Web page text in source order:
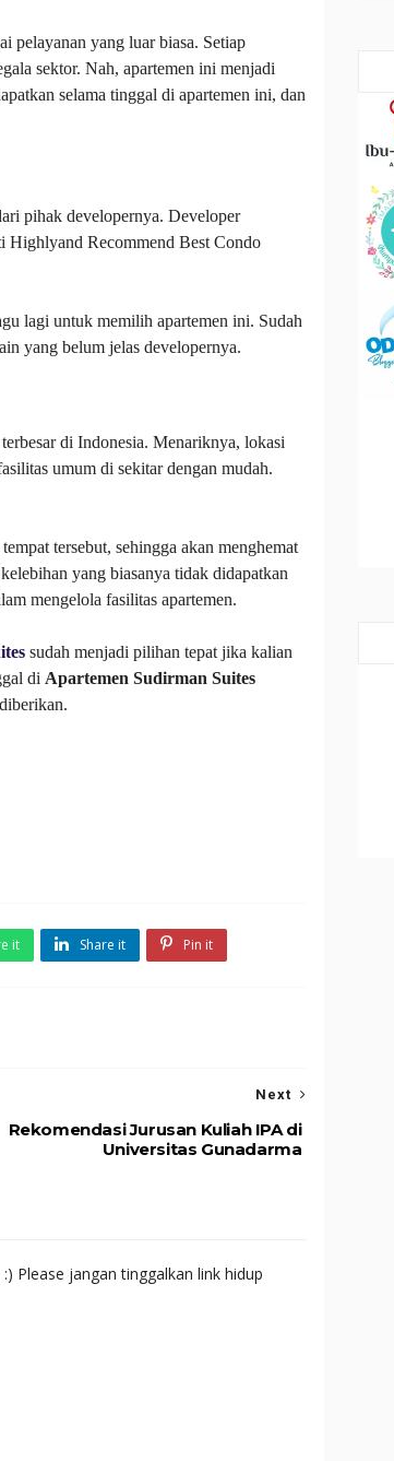
pelayanan yang luar biasa. Setiap
sektor. Nah, apartemen ini menjadi
selama tinggal di apartemen ini, dan
pihak developernya. Developer
Highlyand Recommend Best Condo
lagi untuk memilih apartemen ini. Sudah
yang belum jelas developernya.
di Indonesia. Menariknya, lokasi
umum di sekitar dengan mudah.
tersebut, sehingga akan menghemat
yang biasanya tidak didapatkan
mengelola fasilitas apartemen.
sudah menjadi pilihan tepat jika kalian
di Apartemen Sudirman Suites
it Share it Pin it
Next
Rekomendasi Jurusan Kuliah IPA di
Universitas Gunadarma
Please jangan tinggalkan link hidup